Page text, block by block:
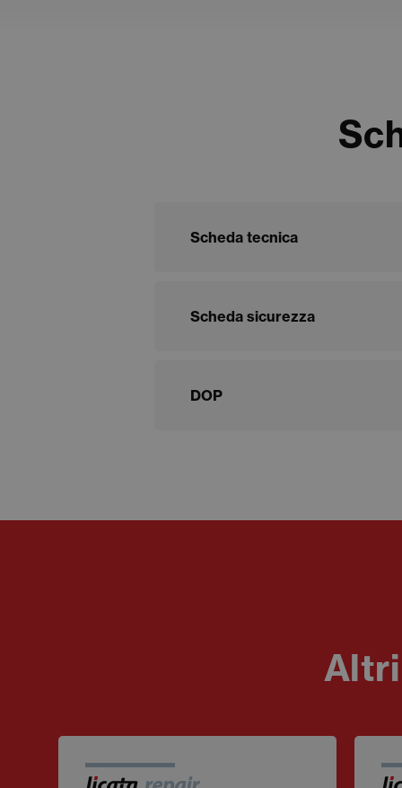
Scheda tecnica
Scheda sicurezza
DOP